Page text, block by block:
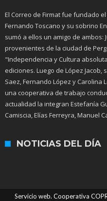
El Correo de Firmat fue fundado
Fernando Toscano y su sobrino
sumó a ellos un amigo de ambos:
provenientes de la ciudad de
"Independencia y Cultura
ediciones. Luego de López
Saez, Fernando López y Carolina
una cooperativa de trabajo
actualidad la integran Estefanía
Camiscia, Elías Ferreyra, Manuel
NOTICIAS DEL DÍA
Servicio web. Cooperativa